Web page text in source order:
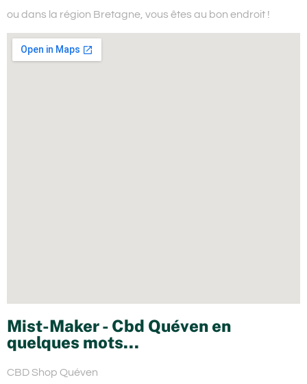
ou dans la région Bretagne, vous êtes au bon endroit !
Mist-Maker - Cbd Quéven en
quelques mots...
CBD Shop Quéven